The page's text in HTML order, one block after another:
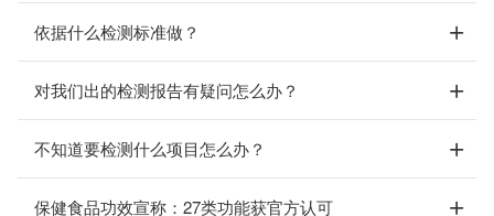
依据什么检测标准做？
对我们出的检测报告有疑问怎么办？
不知道要检测什么项目怎么办？
保健食品功效宣称：27类功能获官方认可